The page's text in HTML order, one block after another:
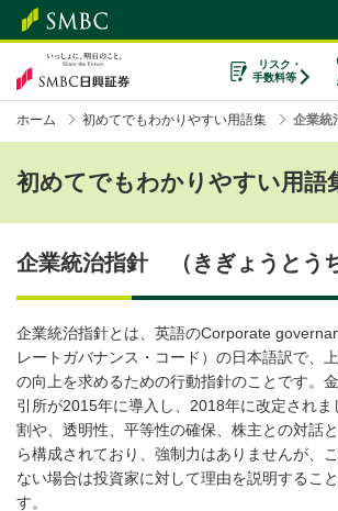
リスク・
手数料等
ホーム 初めてでもわかりやすい用語集 企業統
初めてでもわかりやすい用語
企業統治指針 （きぎょうとう
企業統治指針とは、英語のCorporate
レートガバナンス・コード）の日本語訳で、
の向上を求めるための行動指針のことです。
引所が2015年に導入し、2018年に改定され
割や、透明性、平等性の確保、株主との対話
ら構成されており、強制力はありませんが、
ない場合は投資家に対して理由を説明するこ
す。